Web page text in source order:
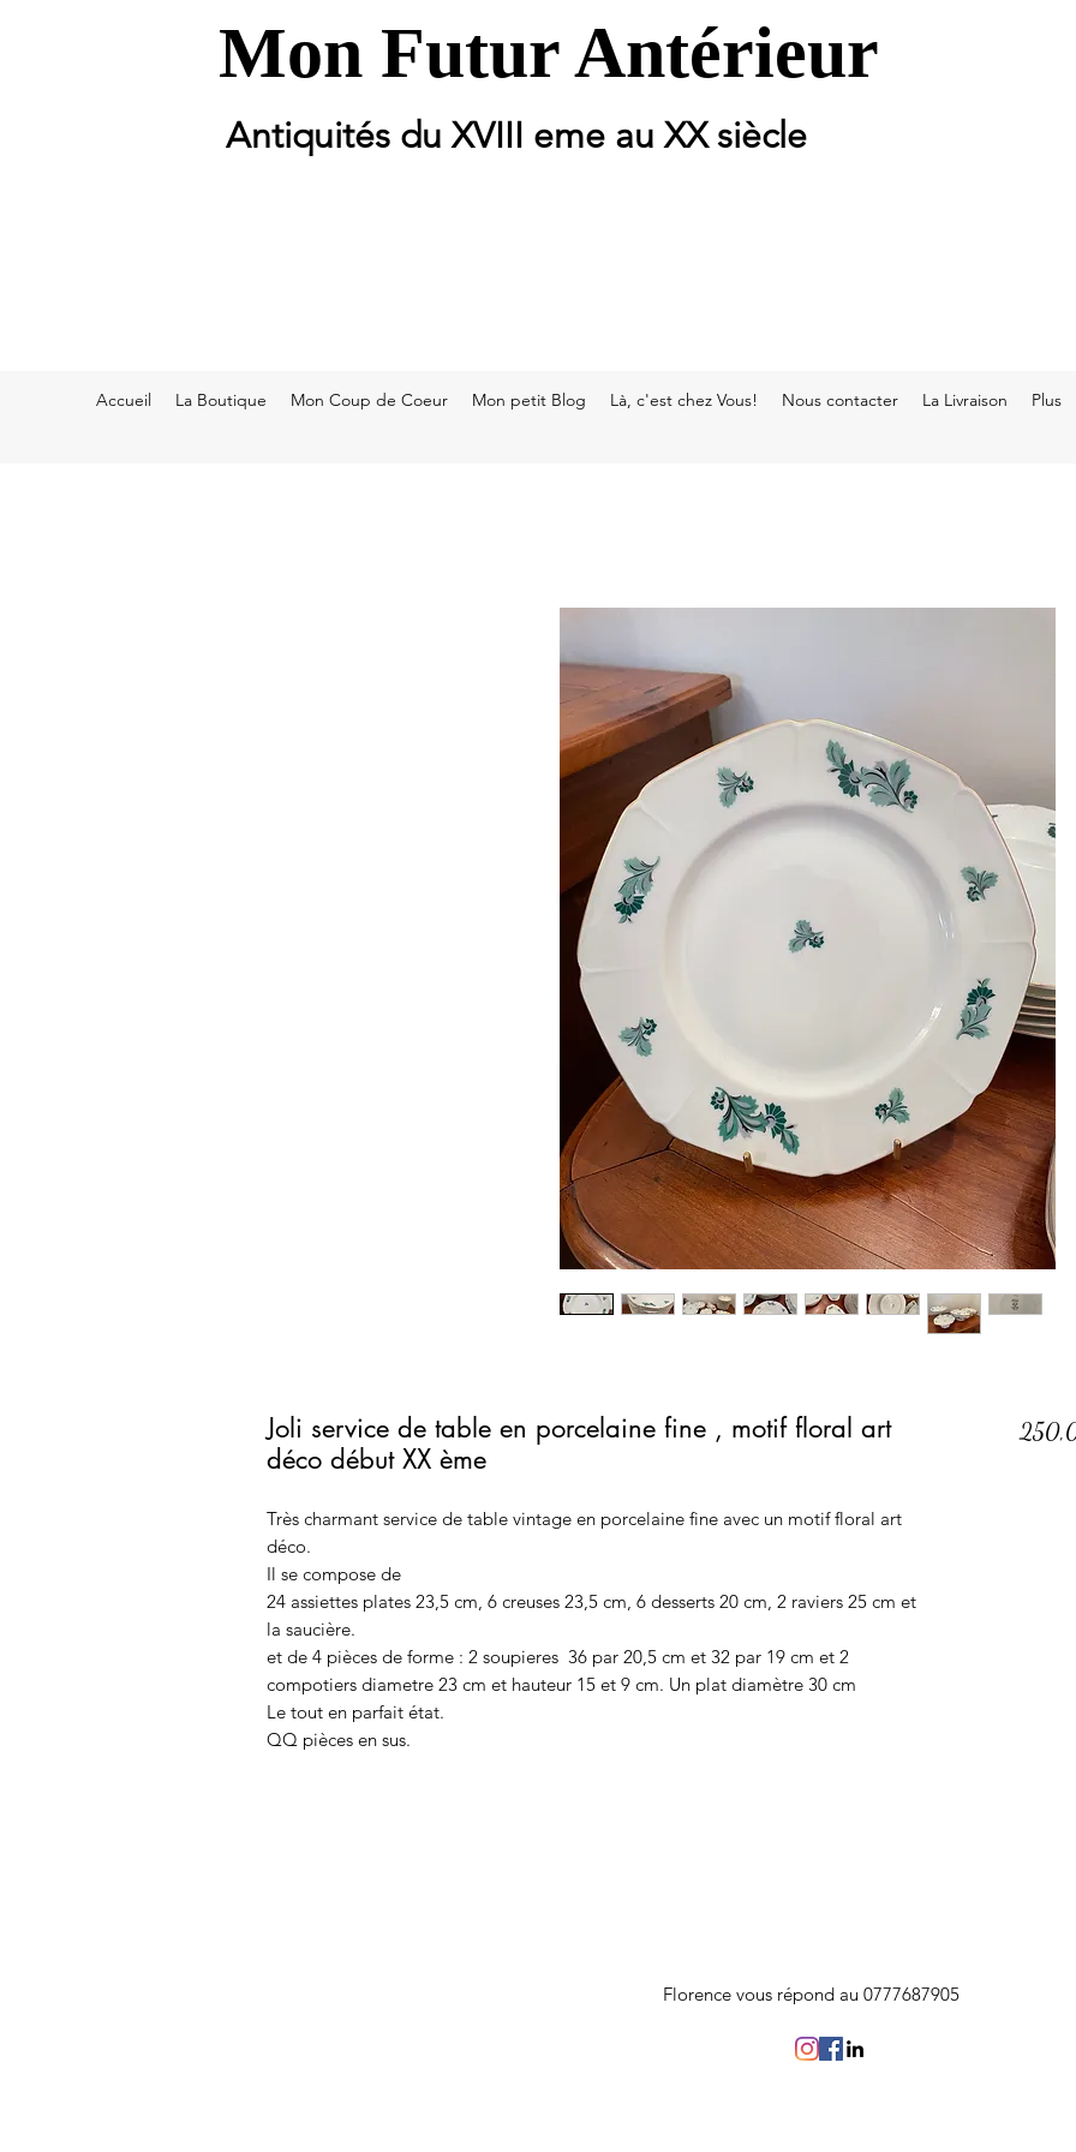
Mon Futur Antérieur
Antiquités du XVIII eme au XX siècle
Accueil La Boutique Mon Coup de Coeur Mon petit Blog Là, c'est chez Vous! Nous contacter La Livraison Plus
Joli service de table en porcelaine fine , motif floral art
déco début XX ème
Très charmant service de table vintage en porcelaine fine avec un motif floral art
déco.
Il se compose de
24 assiettes plates 23,5 cm, 6 creuses 23,5 cm, 6 desserts 20 cm, 2 raviers 25 cm et
la saucière.
et de 4 pièces de forme : 2 soupieres 36 par 20,5 cm et 32 par 19 cm et 2
compotiers diametre 23 cm et hauteur 15 et 9 cm. Un plat diamètre 30 cm
Le tout en parfait état.
QQ pièces en sus.
Florence vous répond au 0777687905